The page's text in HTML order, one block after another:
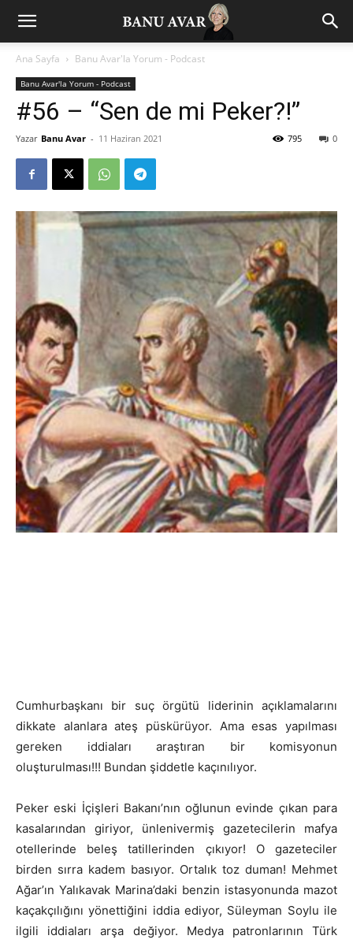
Ana Sayfa Banu Avar'la Yorum - Podcast
Banu Avar'la Yorum - Podcast
#56 – “Sen de mi Peker?!”
Yazar Banu Avar - 11 Haziran 2021 0
795
Cumhurbaşkanı bir suç örgütü liderinin açıklamalarını
dikkate alanlara ateş püskürüyor. Ama esas yapılması
gereken iddiaları araştıran bir komisyonun
oluşturulması!!! Bundan şiddetle kaçınılıyor.
Peker eski İçişleri Bakanı’nın oğlunun evinde çıkan para
kasalarından giriyor, ünlenivermiş gazetecilerin mafya
otellerinde beleş tatillerinden çıkıyor! O gazeteciler
birden sırra kadem basıyor. Ortalık toz duman! Mehmet
Ağar’ın Yalıkavak Marina’daki benzin istasyonunda mazot
kaçakçılığını yönettiğini iddia ediyor, Süleyman Soylu ile
ilgili iddiaları arşa değiyor. Medya patronlarının Türk